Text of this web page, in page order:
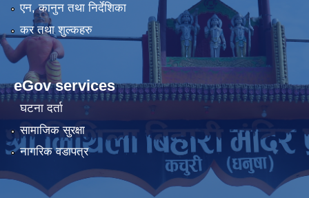
एन, कानुन तथा निर्देशिका
कर तथा शुल्कहरु
eGov services
घटना दर्ता
सामाजिक सुरक्षा
नागरिक वडापत्र